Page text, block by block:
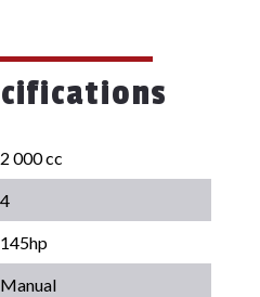
2 000 cc
4
145hp
Manual